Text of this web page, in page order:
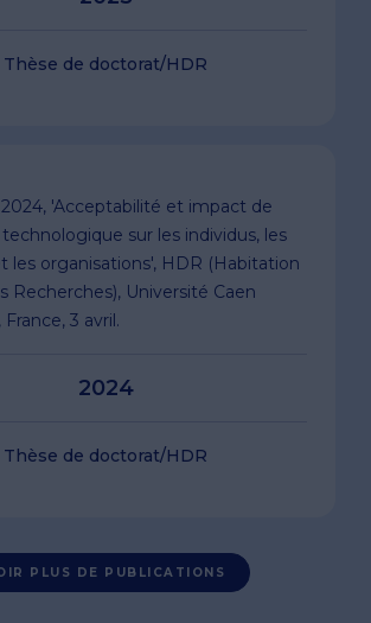
Thèse de doctorat/HDR
2024, 'Acceptabilité et impact de
sur les individus, les
les organisations', HDR (Habitation
Recherches), Université Caen
3 avril.
2024
Thèse de doctorat/HDR
PLUS DE PUBLICATIONS